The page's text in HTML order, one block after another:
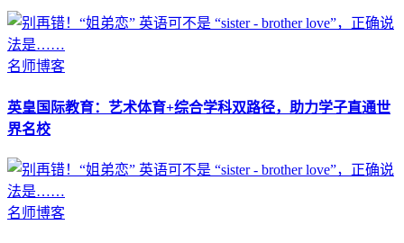
名师博客
英皇国际教育：艺术体育+综合学科双路径，助力学子直通世
界名校
名师博客